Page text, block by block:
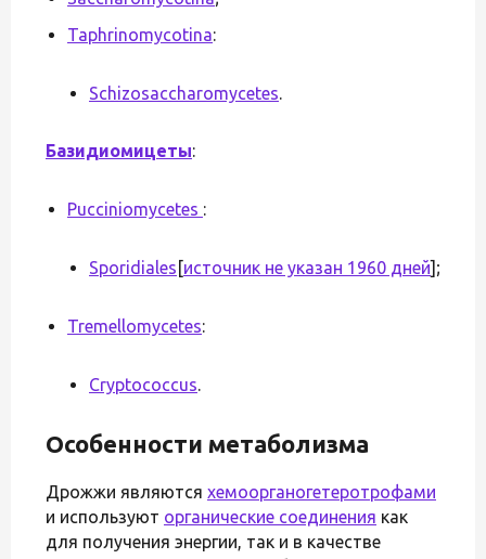
Taphrinomycotina:
Schizosaccharomycetes.
Базидиомицеты:
Pucciniomycetes :
Sporidiales [источник не указан 1960 дней];
Tremellomycetes:
Cryptococcus.
Особенности метаболизма
Дрожжи являются хемоорганогетеротрофами
и используют органические соединения как
для получения энергии, так и в качестве